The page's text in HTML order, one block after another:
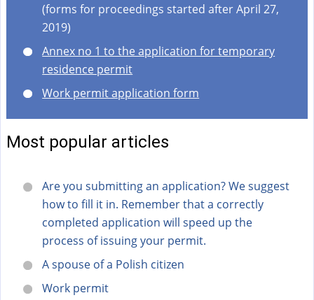
(forms for proceedings started after April 27,
2019)
Annex no 1 to the application for temporary
residence permit
Work permit application form
Most popular articles
Are you submitting an application? We suggest
how to fill it in. Remember that a correctly
completed application will speed up the
process of issuing your permit.
A spouse of a Polish citizen
Work permit